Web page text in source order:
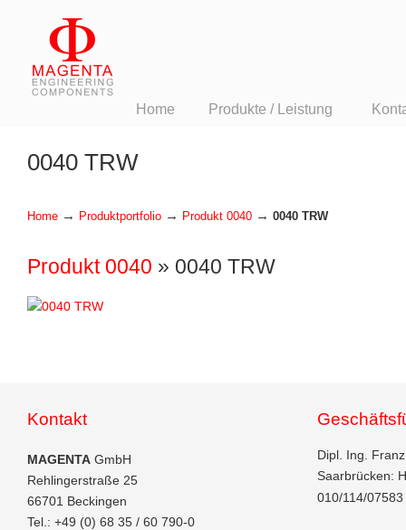
Home Produkte / Leistung
0040 TRW
Home → Produktportfolio → Produkt 0040 → 0040 TRW
Produkt 0040 » 0040 TRW
Kontakt
MAGENTA GmbH
Rehlingerstraße 25
66701 Beckingen
Tel.: +49 (0) 68 35 / 60 790-0
Dipl. Ing.
Saarbrücken:
010/114/07583